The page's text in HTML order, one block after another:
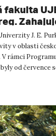
se
J. E.
v oblasti
rámci
od července